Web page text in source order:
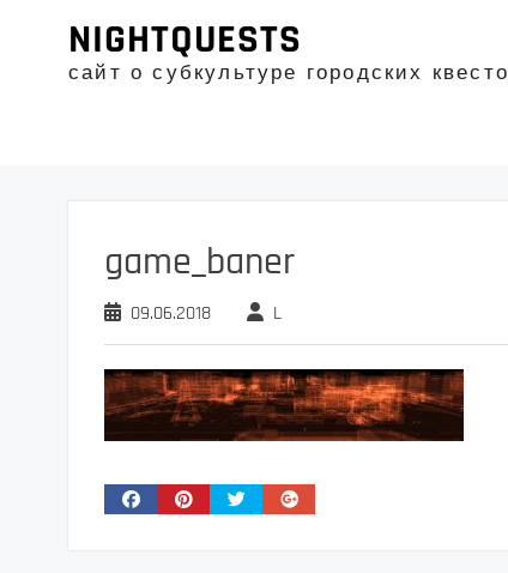
содержимому
NIGHTQUESTS
сайт о субкультуре городских
game_baner
09.06.2018 L